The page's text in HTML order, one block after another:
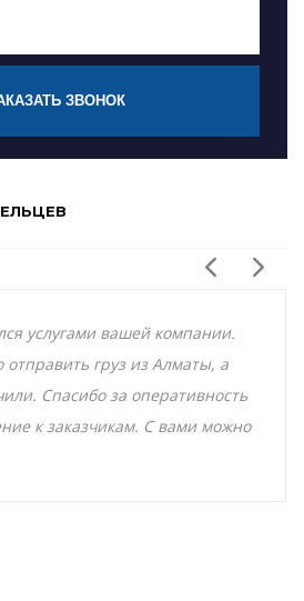
ЗВОНОК
услугами вашей компании.
груз из Алматы, а
Спасибо за оперативность
к заказчикам. С вами можно